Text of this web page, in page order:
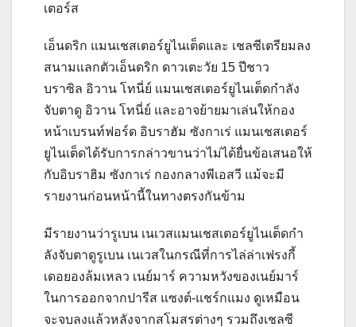
เตอร์ส
เอ็นดริก แมนเชสเตอร์ยูไนเต็ดและ เชลซีเตรียมลง
สนามแลกตัวเอ็นดริก ดาวเตะวัย 15 ปีชาว
บราซิล อิวาน โทนี่ย์ แมนเชสเตอร์ยูไนเต็ดกําลัง
จับตาดู อิวาน โทนี่ย์ และอาจย้ายมาเล่นให้กอง
หน้าเบรนท์ฟอร์ด อิบราฮัม ซังกาเร่ แมนเชสเตอร์
ยูไนเต็ดได้รับการกล่าวขานว่าไม่ได้ยื่นข้อเสนอให้
กับอิบราฮิม ซังกาเร่ กองกลางพีเอสวี แม้จะมี
รายงานก่อนหน้านี้ในทางตรงกันข้าม
มีรายงานว่ารูเบน เนเวสแมนเชสเตอร์ยูไนเต็ดกํา
ลังจับตาดูรูเบน เนเวสในกรณีที่การไล่ล่าเฟรงกี้
เดอยองล้มเหลว เนย์มาร์ ความหวังของเนย์มาร์
ในการออกจากปารีส แซงต์-แชร์กแมง ดูเหมือน
จะจบลงแล้วหลังจากสโมสรต่างๆ รวมถึงเชลซี